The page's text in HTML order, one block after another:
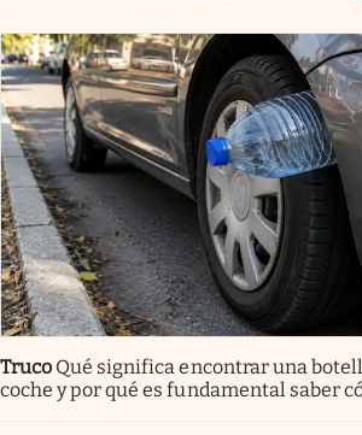
Truco Qué significa encontrar una
coche y por qué es fundamental saber